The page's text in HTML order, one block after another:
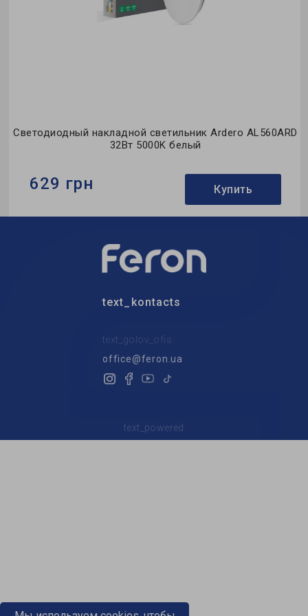
Светодиодный накладной светильник Ardero AL560ARD
32Вт 5000K белый
629 грн Купить
Тип светильника:накладной
Тип источника света:LED
text_kontacts
text_golov_ofis
office@feron.ua
text_powered